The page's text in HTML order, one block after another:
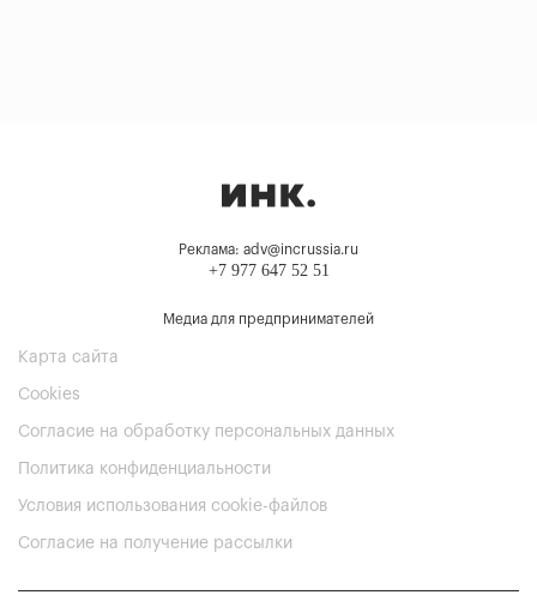
Реклама: adv@incrussia.ru
+7 977 647 52 51
Медиа для предпринимателей
Карта сайта
Cookies
Согласие на обработку персональных данных
Политика конфиденциальности
Условия использования cookie-файлов
Согласие на получение рассылки